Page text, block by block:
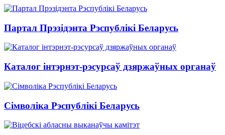
Партал Прэзідэнта Рэспублікі Беларусь
Каталог інтэрнэт-рэсурсаў дзяржаўных органаў
Сімволіка Рэспублікі Беларусь